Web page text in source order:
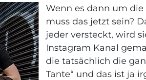
Wenn es dann um
muss das jetzt sein?
jeder versteckt, wird
Instagram Kanal
die tatsächlich die
Tante“ und das ist ja